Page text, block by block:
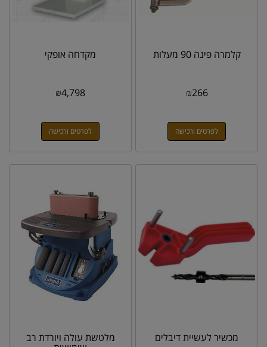
קלמרה פינה 90 מעלות
₪266
לפרטים ורכישה
מקדחה אופקי
₪4,798
לפרטים ורכישה
מכשיר לעשיית דיבלים מלטשת עולה ויורדת רב